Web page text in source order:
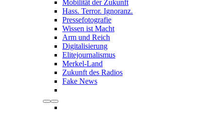
Mobilität der Zukunft
Hass. Terror. Ignoranz.
Pressefotografie
Wissen ist Macht
Arm und Reich
Digitalisierung
Elitejournalismus
Merkel-Land
Zukunft des Radios
Fake News